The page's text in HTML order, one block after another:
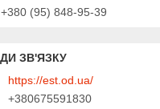
+380 (95) 848-95-39
https://est.od.ua/
+380675591830